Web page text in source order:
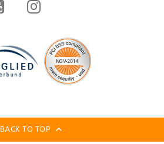
BACK TO TOP